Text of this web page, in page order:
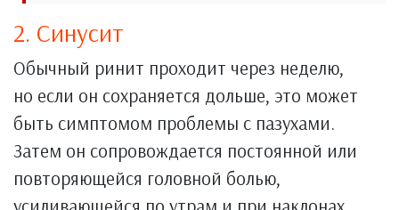
2. Синусит
Обычный ринит проходит через неделю,
но если он сохраняется дольше, это может
быть симптомом проблемы с пазухами.
Затем он сопровождается постоянной или
повторяющейся головной болью,